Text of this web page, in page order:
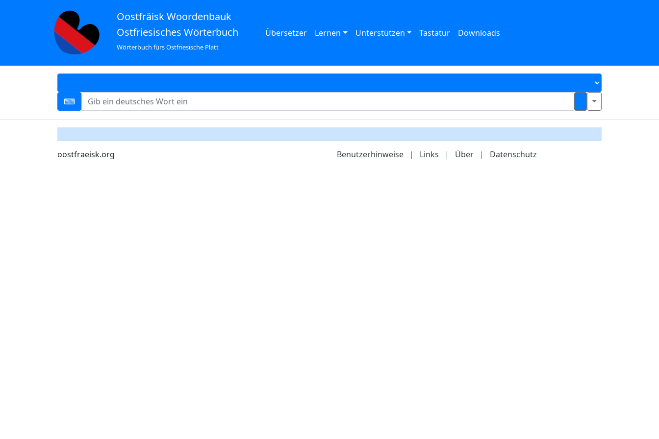
Oostfräisk Woordenbauk
Ostfriesisches Wörterbuch
Wörterbuch fürs Ostfriesische Platt
Übersetzer Lernen Unterstützen Tastatur Downloads
oostfraeisk.org Benutzerhinweise | Links | Über | Datenschutz